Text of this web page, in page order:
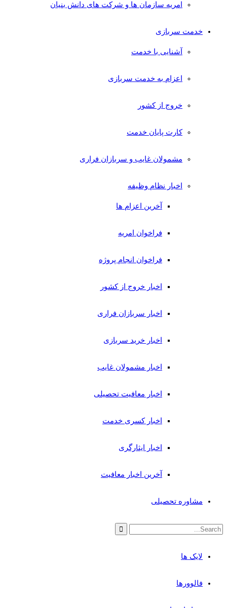
امریه سازمان ها و شرکت های دانش بنیان
خدمت سربازی
آشنایی با خدمت
اعزام به خدمت سربازی
خروج از کشور
کارت پایان خدمت
مشمولان غایب و سربازان فراری
اخبار نظام وظیفه
آخرین اعزام ها
فراخوان امریه
فراخوان انجام پروژه
اخبار خروج از کشور
اخبار سربازان فراری
اخبار خرید سربازی
اخبار مشمولان غایب
اخبار معافیت تحصیلی
اخبار کسری خدمت
اخبار ایثارگری
آخرین اخبار معافیت
مشاوره تحصیلی
لایک ها
فالوورها